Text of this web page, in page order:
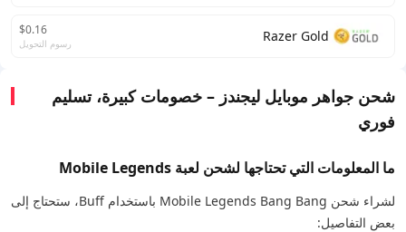
Razer Gold
$0.16
رسوم التحويل
شحن جواهر موبايل ليجندز – خصومات كبيرة، تسليم
فوري
ما المعلومات التي تحتاجها لشحن لعبة Mobile Legends
لشراء شحن Mobile Legends Bang Bang باستخدام Buff، ستحتاج إلى
بعض التفاصيل: